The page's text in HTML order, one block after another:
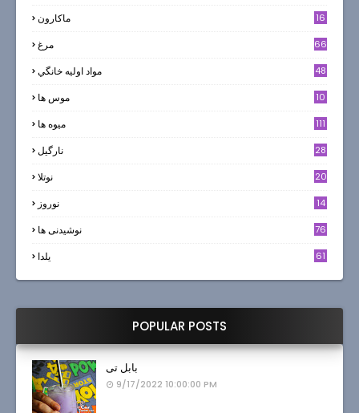
ماکارون 16
مرغ 66
مواد اوليه خانگي 48
موس ها 10
میوه ها 111
نارگيل 28
نوتلا 20
نوروز
14
نوشیدنی ها 76
یلدا 61
POPULAR POSTS
بابل تی
9/17/2022 10:00:00 PM